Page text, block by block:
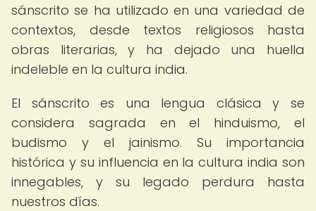
sánscrito se ha utilizado en una variedad de
contextos, desde textos religiosos hasta
obras literarias, y ha dejado una huella
indeleble en la cultura india.
El sánscrito es una lengua clásica y se
considera sagrada en el hinduismo, el
budismo y el jainismo. Su importancia
histórica y su influencia en la cultura india son
innegables, y su legado perdura hasta
nuestros días.